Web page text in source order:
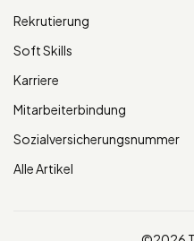
Rekrutierung
Soft Skills
Karriere
Mitarbeiterbindung
Sozialversicherungsnummer
Alle Artikel